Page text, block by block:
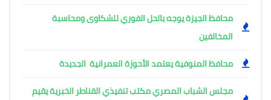
محافظ الجيزة يوجه بالحل الفوري للشكاوى ومحاسبة
المخالفين
محافظ المنوفية يعتمد الأحوزة العمرانية الجديدة
مجلس الشباب المصري مكتب تنفيذي القناطر الخبرية يقيم